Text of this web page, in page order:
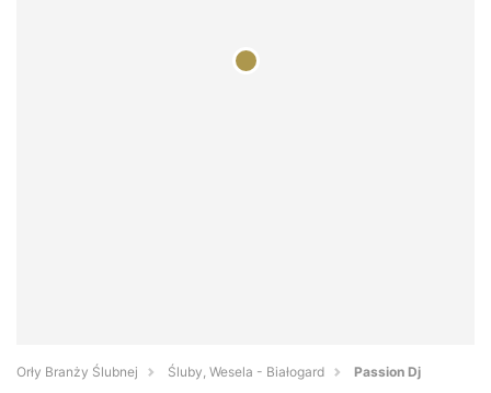
Orły Branży Ślubnej Śluby, Wesela - Białogard Passion Dj